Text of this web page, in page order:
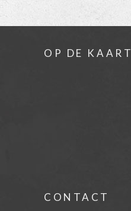
OP DE KAART
CONTACT